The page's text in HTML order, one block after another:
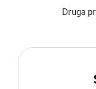
Druga